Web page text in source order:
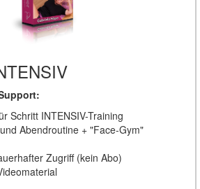
Schritt INTENSIV-Training
Abendroutine + "Face-Gym"
Zugriff (kein Abo)